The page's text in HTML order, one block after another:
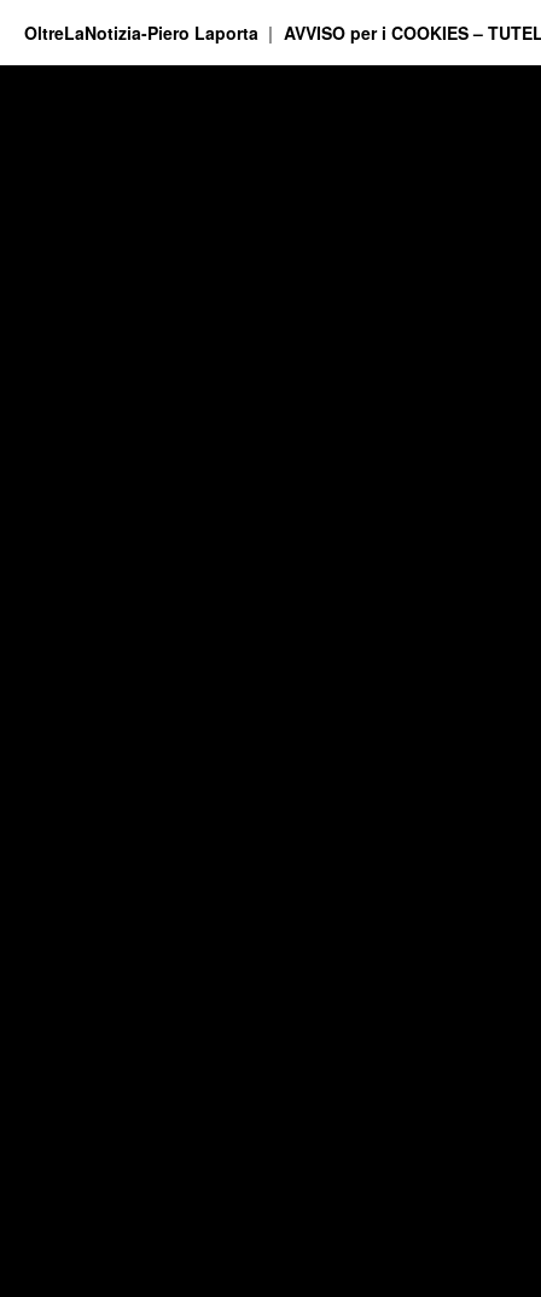
OltreLaNotizia-Piero Laporta AVVISO per i COOKIES –